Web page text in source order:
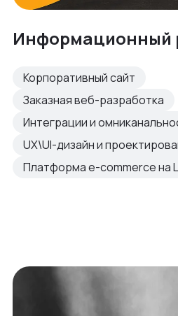
Информационный
Корпоративный сайт
Заказная веб-разработка
Интеграции и
UX\UI-дизайн и
Платформа e-commerce на